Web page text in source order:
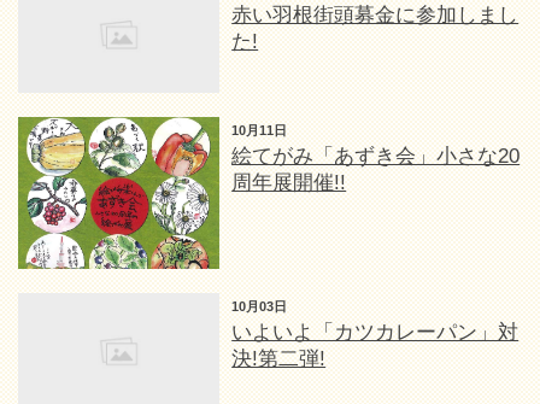
赤い羽根街頭募金に参加しまし
た!
10月11日
絵てがみ「あずき会」小さな20
周年展開催!!
10月03日
いよいよ「カツカレーパン」対
決!第二弾!